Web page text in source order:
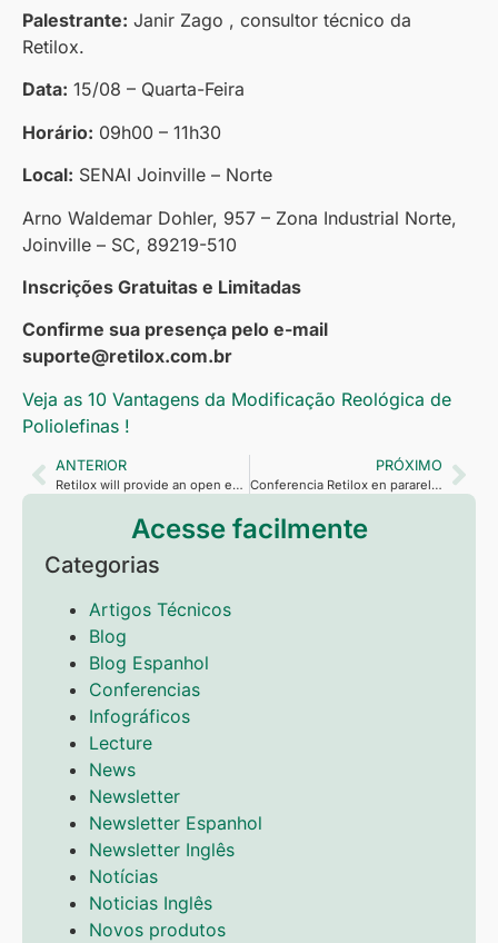
Palestrante: Janir Zago , consultor técnico da
Retilox.
Data: 15/08 – Quarta-Feira
Horário: 09h00 – 11h30
Local: SENAI Joinville – Norte
Arno Waldemar Dohler, 957 – Zona Industrial Norte,
Joinville – SC, 89219-510
Inscrições Gratuitas e Limitadas
Confirme sua presença pelo e-mail
suporte@retilox.com.br
Veja as 10 Vantagens da Modificação Reológica de
Poliolefinas !
ANTERIOR
Retilox will provide an open event during Interplast fair
PRÓXIMO
Conferencia Retilox en pararelo a la Interplast
Acesse facilmente
Categorias
Artigos Técnicos
Blog
Blog Espanhol
Conferencias
Infográficos
Lecture
News
Newsletter
Newsletter Espanhol
Newsletter Inglês
Notícias
Noticias Inglês
Novos produtos